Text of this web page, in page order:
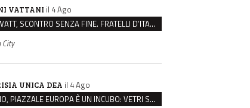
VATTANI il 4 Ago
HELLWATT, SCONTRO SENZA FINE. FRATELLI D’ITALIA: “MILANI PORTA DOCUMENTI, DE FRANCO INSULTI”
City
UNICA DEA il 4 Ago
REGGIO, PIAZZALE EUROPA È UN INCUBO: VETRI SPACCATI E FURTI SULLE AUTO IN SOSTA